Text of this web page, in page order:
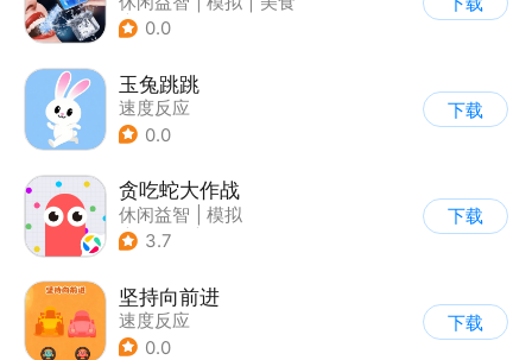
| 卡通
0.0
玉兔跳跳
速度反应
0.0
下载
贪吃蛇大作战
休闲益智
模拟
| 贪吃蛇
3.7
下载
坚持向前进
速度反应
0.0
下载